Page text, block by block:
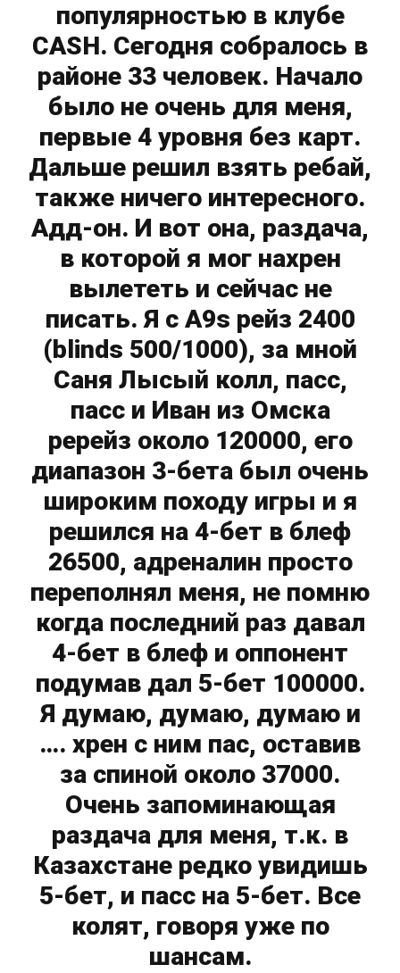
популярностью в клубе
CASH. Сегодня собралось в
районе 33 человек. Начало
было не очень для меня,
первые 4 уровня без карт.
Дальше решил взять ребай,
также ничего интересного.
Адд-он. И вот она, раздача,
в которой я мог нахрен
вылететь и сейчас не
писать. Я с A9s рейз 2400
(blinds 500/1000), за мной
Саня Лысый колл, пасс,
пасс и Иван из Омска
ререйз около 120000, его
диапазон 3-бета был очень
широким походу игры и я
решился на 4-бет в блеф
26500, адреналин просто
переполнял меня, не помню
когда последний раз давал
4-бет в блеф и оппонент
подумав дал 5-бет 100000.
Я думаю, думаю, думаю и
…. хрен с ним пас, оставив
за спиной около 37000.
Очень запоминающая
раздача для меня, т.к. в
Казахстане редко увидишь
5-бет, и пасс на 5-бет. Все
колят, говоря уже по
шансам.